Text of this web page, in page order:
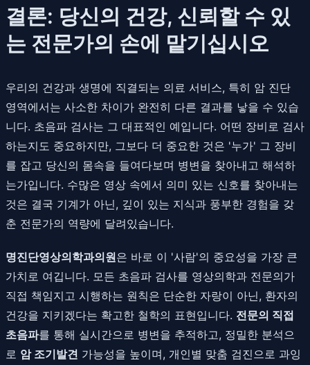
결론: 당신의 건강, 신뢰할 수 있
는 전문가의 손에 맡기십시오
우리의 건강과 생명에 직결되는 의료 서비스, 특히 암 진단
영역에서는 사소한 차이가 완전히 다른 결과를 낳을 수 있습
니다. 초음파 검사는 그 대표적인 예입니다. 어떤 장비로 검사
하는지도 중요하지만, 그보다 더 중요한 것은 '누가' 그 장비
를 잡고 당신의 몸속을 들여다보며 병변을 찾아내고 해석하
는가입니다. 수많은 영상 속에서 의미 있는 신호를 찾아내는
것은 결국 기계가 아닌, 깊이 있는 지식과 풍부한 경험을 갖
춘 전문가의 역량에 달려있습니다.
명진단영상의학과의원은 바로 이 '사람'의 중요성을 가장 큰
가치로 여깁니다. 모든 초음파 검사를 영상의학과 전문의가
직접 책임지고 시행하는 원칙은 단순한 자랑이 아닌, 환자의
건강을 지키겠다는 확고한 철학의 표현입니다. 전문의 직접
초음파를 통해 실시간으로 병변을 추적하고, 정밀한 분석으
로 암 조기발견 가능성을 높이며, 개인별 맞춤 검진으로 과잉